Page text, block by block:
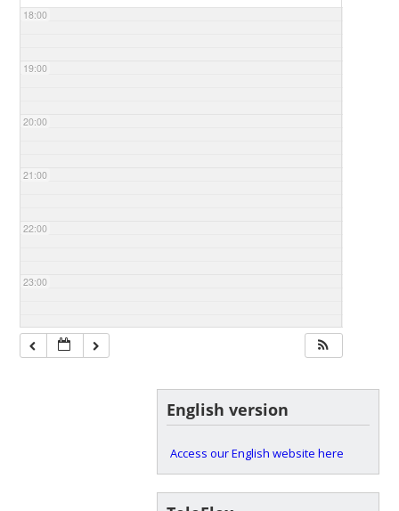
18:00
19:00
20:00
21:00
22:00
23:00
English version
Access our English website here